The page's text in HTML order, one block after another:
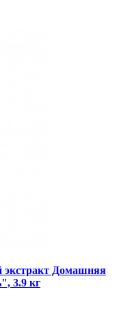
экстракт Домашняя
3.9 кг